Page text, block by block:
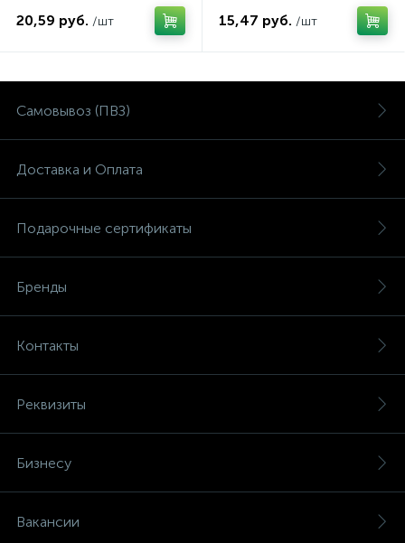
20,59 руб. /шт 15,47 руб. /шт
Самовывоз (ПВЗ)
Доставка и Оплата
Подарочные сертификаты
Бренды
Контакты
Реквизиты
Бизнесу
Вакансии